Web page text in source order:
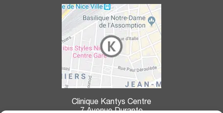
Clinique Kantys Centre
7 Avenue Durante